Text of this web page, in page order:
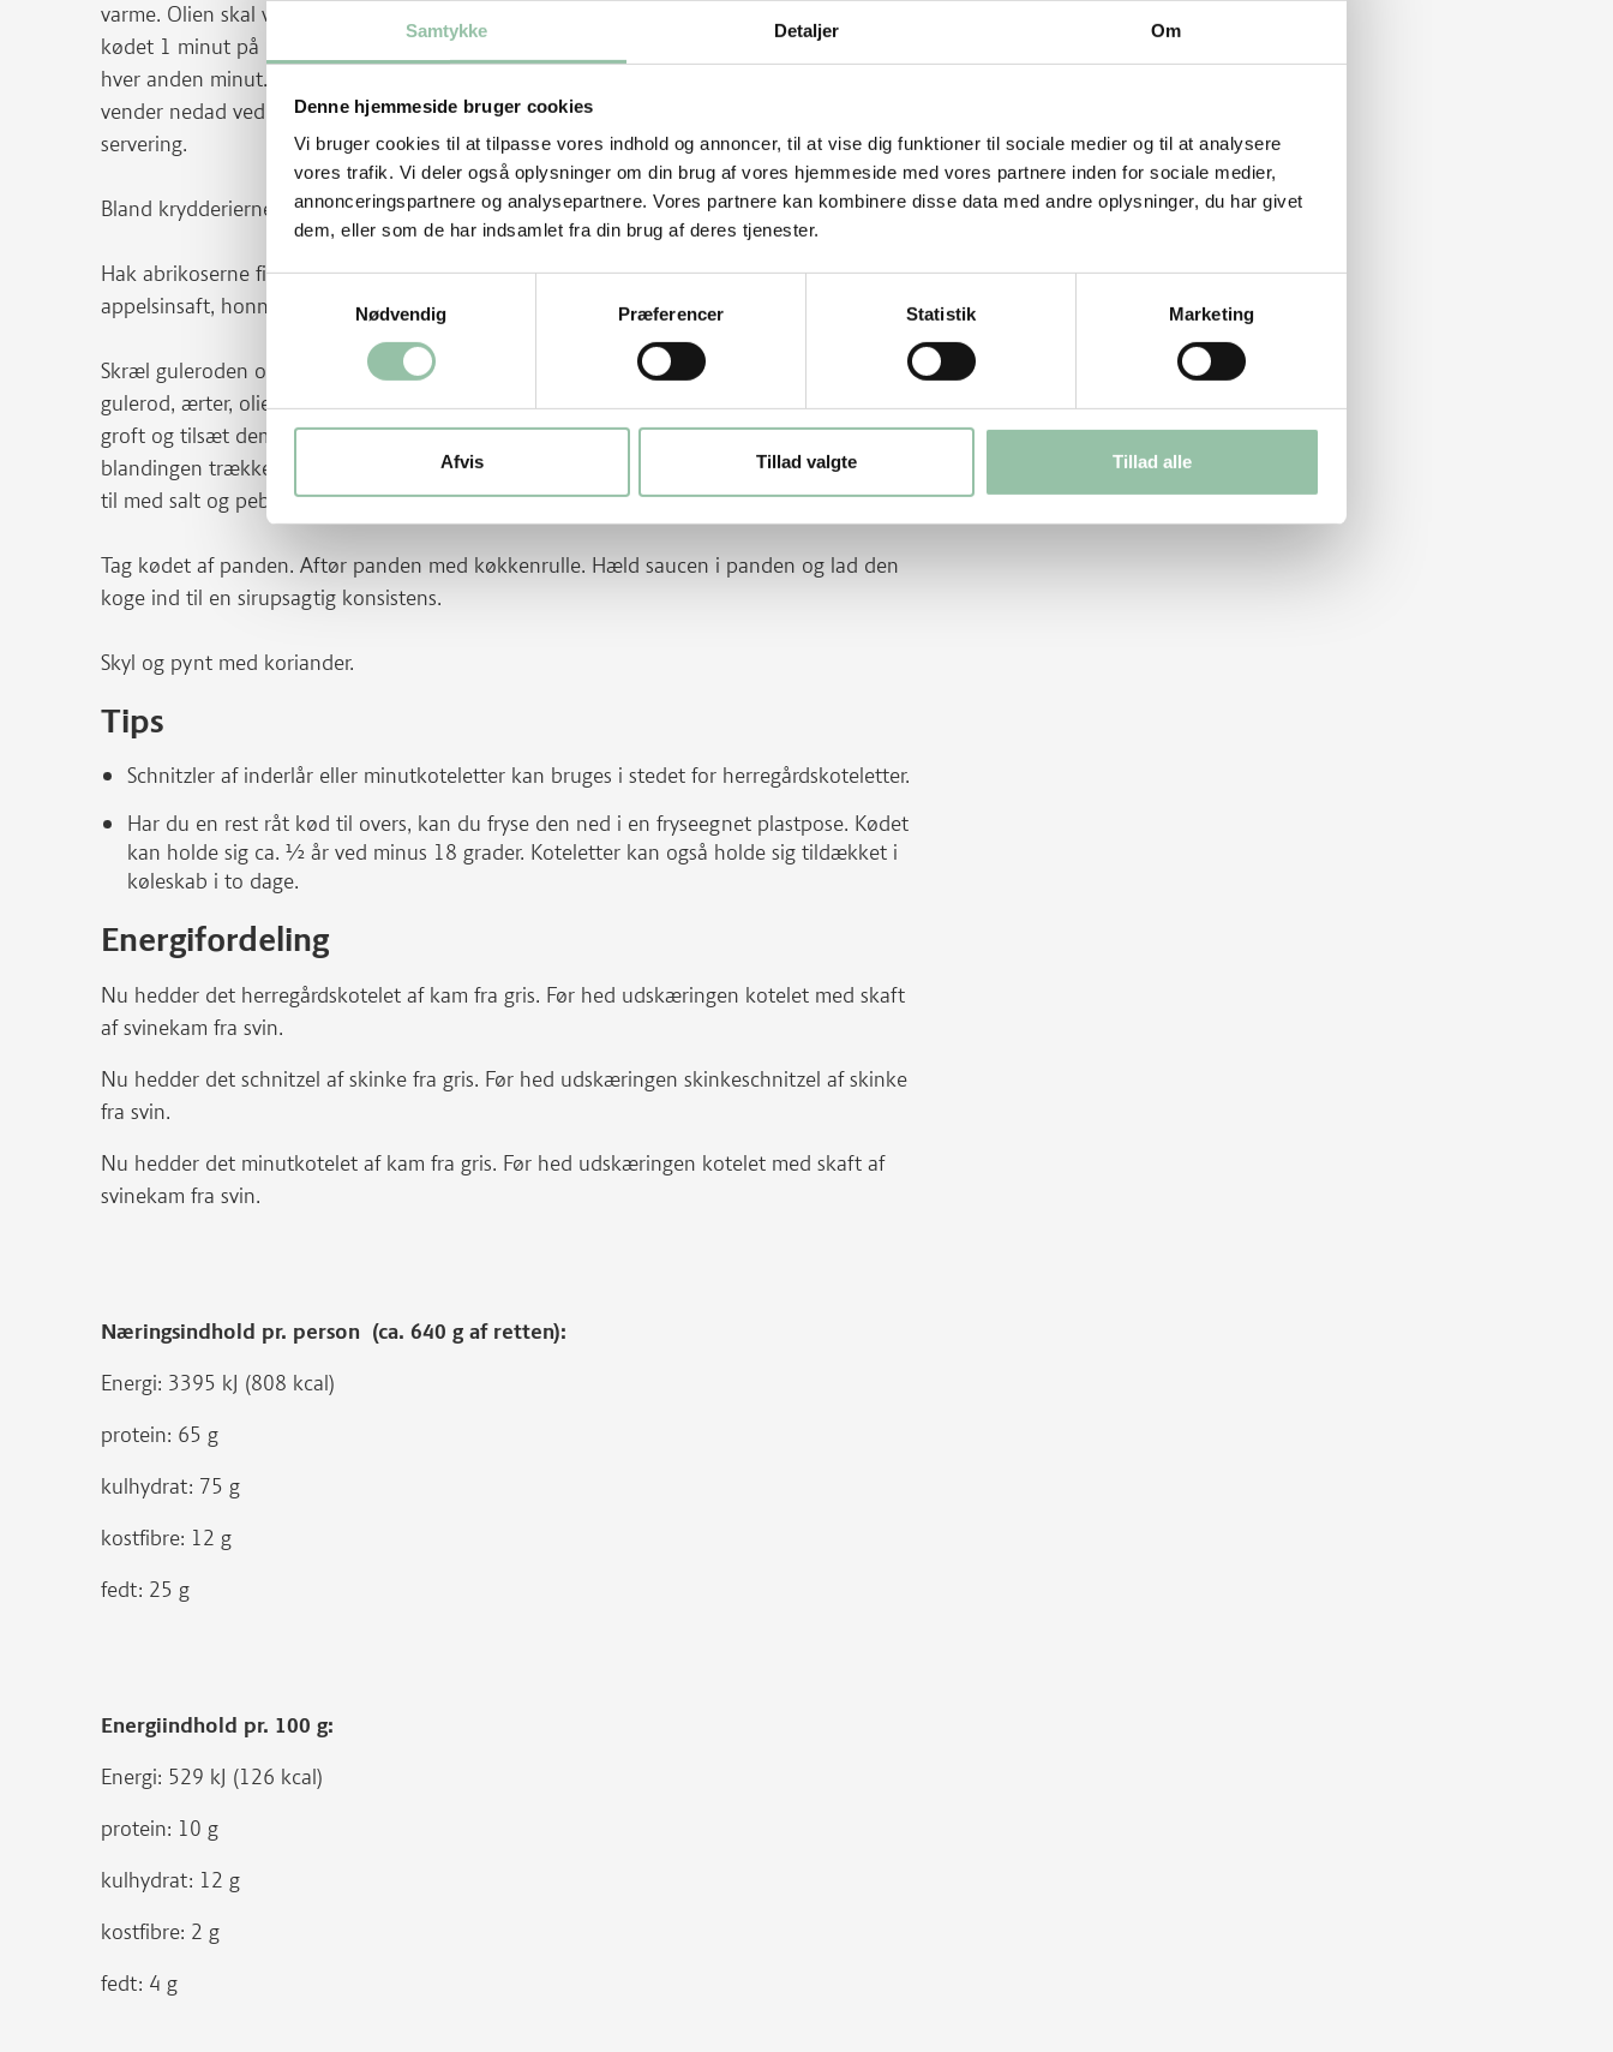
Samtykke Detaljer Om
Denne hjemmeside bruger cookies
Vi bruger cookies til at tilpasse vores indhold og annoncer, til at vise dig funktioner til sociale medier og til at analysere
vores trafik. Vi deler også oplysninger om din brug af vores hjemmeside med vores partnere inden for sociale medier,
annonceringspartnere og analysepartnere. Vores partnere kan kombinere disse data med andre oplysninger, du har givet
dem, eller som de har indsamlet fra din brug af deres tjenester.
Nødvendig
Præferencer Statistik Marketing
Afvis Tillad valgte Tillad alle
varme. Olien skal være så varm, at ”det siger lyde”, når kødet kommes på panden. Brun
kødet 1 minut på hver side, skru ned til lav varme og steg 15-20 minutter. Vend kødet ca.
hver anden minut. Kødet er færdigstegt, når der ikke er blod ved benet. Tjek på siden der
vender nedad ved servering. Kødet er mest mørt og saftigt, hvis det er svagt rosa ved
servering.
Bland krydderierne til en krydderiblanding.
Hak abrikoserne fint. Pres saften af appelsinerne. Rør abrikoserne sammen med 1½ dl
appelsinsaft, honning og 1 tsk krydderiblanding. Smag til med salt.
Skræl guleroden og skær i små tern eller riv den. Bring bouillon fx terning og vand,
gulerod, ærter, olie og 1 tsk krydderiblanding i kog i en gryde under låg. Hak valnødder
groft og tilsæt dem under omrøring sammen med couscous. Tag gryden af varmen og lad
blandingen trække under låg i 5 minutter. Løsn couscous-blandingen med en gaffel. Smag
til med salt og peber.
Tag kødet af panden. Aftør panden med køkkenrulle. Hæld saucen i panden og lad den
koge ind til en sirupsagtig konsistens.
Skyl og pynt med koriander.
Tips
Schnitzler af inderlår eller minutkoteletter kan bruges i stedet for herregårdskoteletter.
Har du en rest råt kød til overs, kan du fryse den ned i en fryseegnet plastpose. Kødet
kan holde sig ca. ½ år ved minus 18 grader. Koteletter kan også holde sig tildækket i
køleskab i to dage.
Energifordeling
Nu hedder det herregårdskotelet af kam fra gris. Før hed udskæringen kotelet med skaft
af svinekam fra svin.
Nu hedder det schnitzel af skinke fra gris. Før hed udskæringen skinkeschnitzel af skinke
fra svin.
Nu hedder det minutkotelet af kam fra gris. Før hed udskæringen kotelet med skaft af
svinekam fra svin.
Næringsindhold pr. person (ca. 640 g af retten):
Energi: 3395 kJ (808 kcal)
protein: 65 g
kulhydrat: 75 g
kostfibre: 12 g
fedt: 25 g
Energiindhold pr. 100 g:
Energi: 529 kJ (126 kcal)
protein: 10 g
kulhydrat: 12 g
kostfibre: 2 g
fedt: 4 g